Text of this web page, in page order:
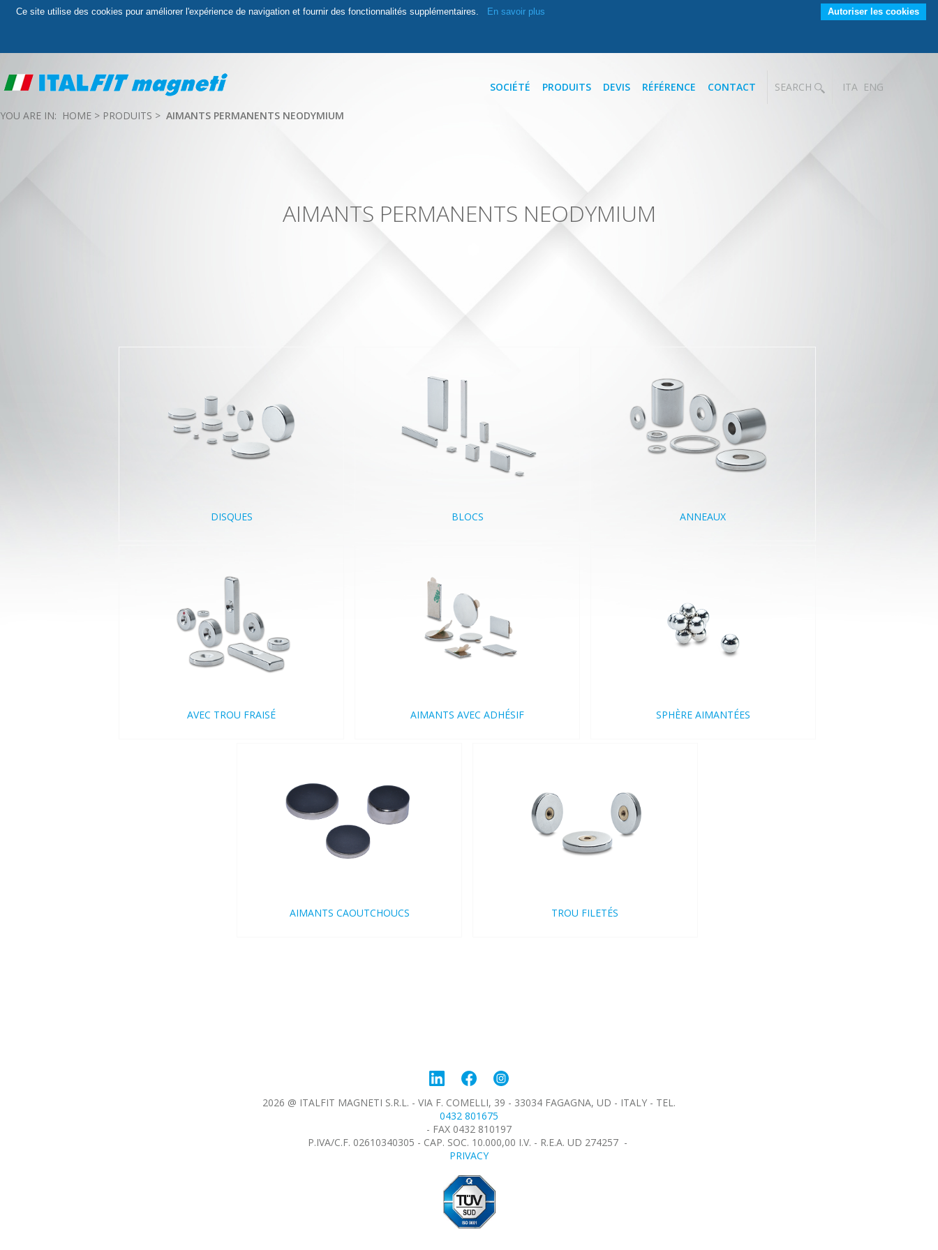
SEARCH ITA ENG
SOCIÉTÉ PRODUITS DEVIS RÉFÉRENCE CONTACT
YOU ARE IN: HOME > PRODUITS > AIMANTS PERMANENTS NEODYMIUM
AIMANTS PERMANENTS NEODYMIUM
DISQUES BLOCS ANNEAUX
AVEC TROU FRAISÉ AIMANTS AVEC ADHÉSIF SPHÈRE AIMANTÉES
AIMANTS CAOUTCHOUCS TROU FILETÉS
2026 @ ITALFIT MAGNETI S.R.L. - VIA F. COMELLI, 39 - 33034 FAGAGNA, UD - ITALY - TEL.
0432 801675
- FAX 0432 810197
P.IVA/C.F. 02610340305 - CAP. SOC. 10.000,00 I.V. - R.E.A. UD 274257 -
PRIVACY
Ce site utilise des cookies pour améliorer l'expérience de navigation et fournir des fonctionnalités supplémentaires. En savoir plus Autoriser les cookies